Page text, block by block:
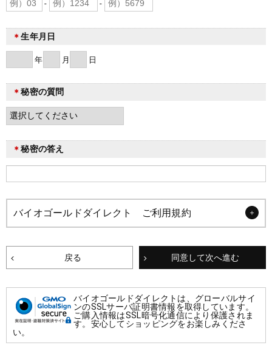
- -
＊生年月日
年 月 日
＊秘密の質問
＊秘密の答え
バイオゴールドダイレクト ご利用規約 ＋
戻る 同意して次へ進む
バイオゴールドダイレクトは、グローバルサイ
ンのSSLサーバ証明書情報を取得しています。
ご購入情報はSSL暗号化通信により保護されま
す。安心してショッピングをお楽しみくださ
い。